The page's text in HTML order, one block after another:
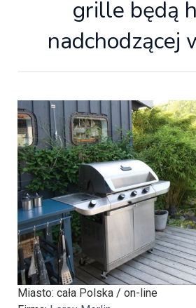
grille będą
nadchodzącej
Miasto: cała Polska / on-line